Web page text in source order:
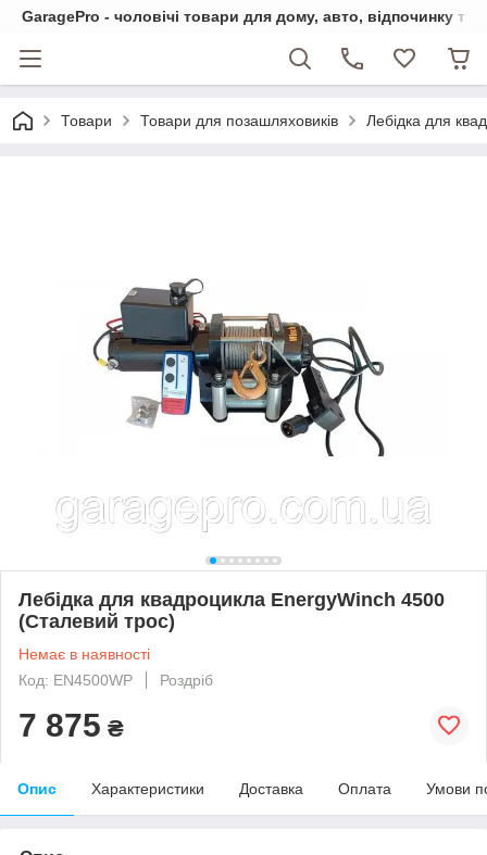
GaragePro - чоловічі товари для дому, авто, відпочинку та
Товари Товари для позашляховиків Лебідка для
Лебідка для квадроцикла EnergyWinch 4500
(Сталевий трос)
Немає в наявності
Код: EN4500WP
Роздріб
7 875 ₴
Опис Характеристики Доставка Оплата Умови